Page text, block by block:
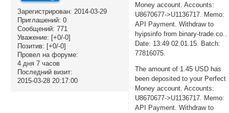
Зарегистрирован: 2014-03-29
Приглашений: 0
Сообщений: 771
Уважение: [+0/-0]
Позитив: [+0/-0]
Провел на форуме:
4 дня 7 часов
Последний визит:
2015-03-28 20:17:00
Money account. Accounts:
U8670677->U1136717. Memo:
API Payment. Withdraw to
hyipsinfo from binary-trade.co..
Date: 13:49 02.01.15. Batch:
77816075.
The amount of 1.45 USD has
been deposited to your Perfect
Money account. Accounts:
U8670677->U1136717. Memo:
API Payment. Withdraw to